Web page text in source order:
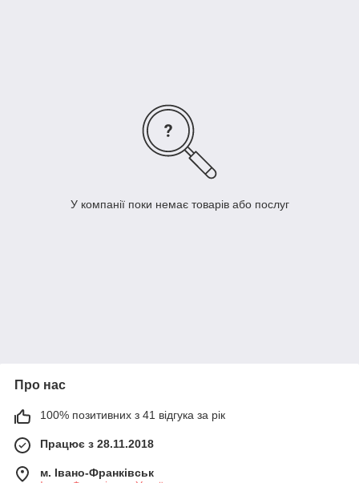
У компанії поки немає товарів або послуг
Про нас
100% позитивних з 41 відгука за рік
Працює з 28.11.2018
м. Івано-Франківськ